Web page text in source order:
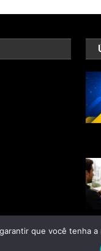
que você tenha